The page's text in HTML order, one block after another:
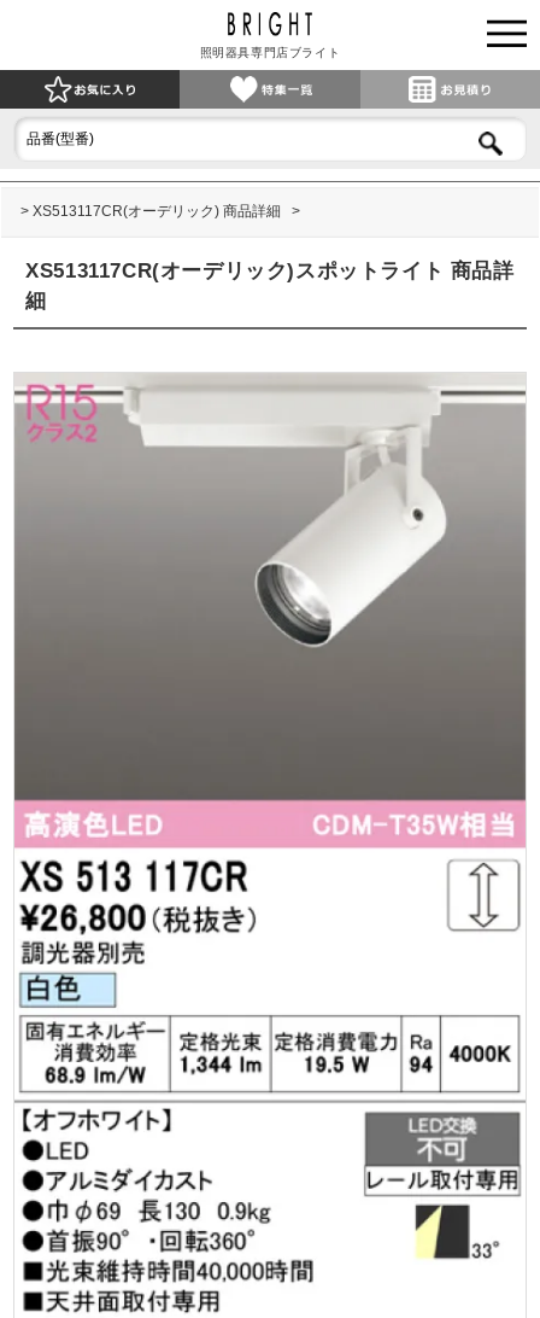
照明器具専門店ブライト
XS513117CR(オーデリック) 商品詳細
XS513117CR(オーデリック)スポットライト 商品詳
細